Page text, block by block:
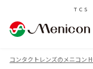
ＴＣＳ
コンタクトレンズのメニコン